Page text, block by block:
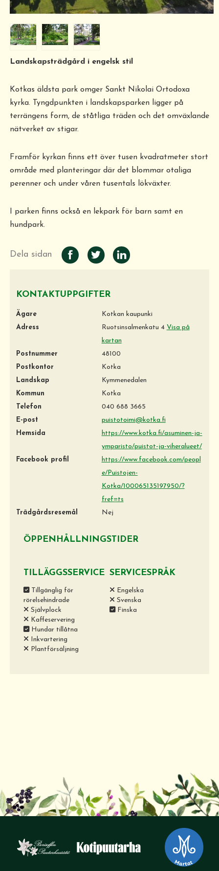
Landskapsträdgård i engelsk stil
Kotkas äldsta park omger Sankt Nikolai Ortodoxa
kyrka. Tyngdpunkten i landskapsparken ligger på
terrängens form, de ståtliga träden och det omväxlande
nätverket av stigar.
Framför kyrkan finns ett över tusen kvadratmeter stort
område med planteringar där det blommar otaliga
perenner och under våren tusentals lökväxter.
I parken finns också en lekpark för barn samt en
hundpark.
Dela sidan
KONTAKTUPPGIFTER
Ägare
Kotkan kaupunki
Adress
Ruotsinsalmenkatu 4 Visa på
kartan
Postnummer
48100
Postkontor
Kotka
Landskap
Kymmenedalen
Kommun
Kotka
Telefon
040 688 3665
E-post
puistotoimi@kotka.fi
Hemsida
https://www.kotka.fi/asuminen-ja-
ymparisto/puistot-ja-viheralueet/
Facebook profil
https://www.facebook.com/peopl
e/Puistojen-
Kotka/100065135197950/?
fref=ts
Trädgårdsresemål
Nej
ÖPPENHÅLLNINGSTIDER
TILLÄGGSSERVICE
Tillgänglig för
rörelsehindrade
Självplock
Kaffeservering
Hundar tillåtna
Inkvartering
Plantförsäljning
SERVICESPRÅK
Engelska
Svenska
Finska